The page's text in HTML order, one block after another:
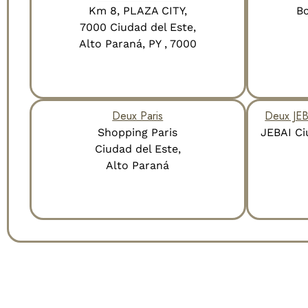
Km 8, PLAZA CITY,
7000 Ciudad del Este,
Alto Paraná, PY , 7000
Deux Paris
Shopping Paris
Ciudad del Este,
Alto Paraná
Deux
⁠JEBAI